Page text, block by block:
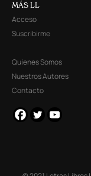
MÁS LL
Acceso
Suscribirme
Quienes Somos
Nuestros Autores
Contacto